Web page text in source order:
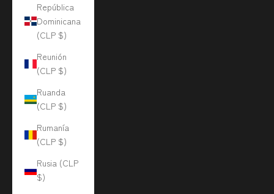
República
Dominicana
(CLP $)
Reunión
(CLP $)
Ruanda
(CLP $)
Rumanía
(CLP $)
Rusia (CLP
$)